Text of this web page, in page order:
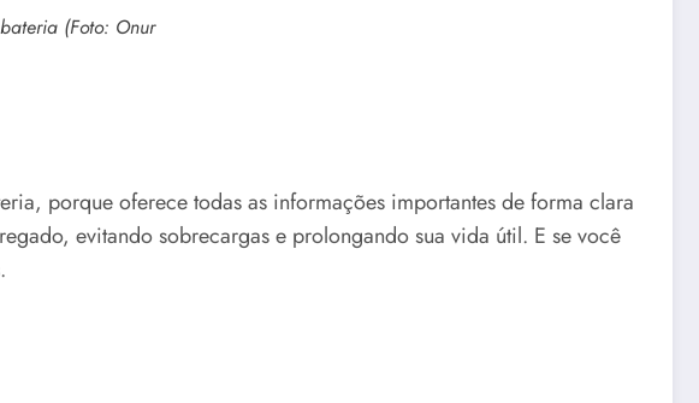
(Foto: Onur
porque oferece todas as informações importantes de forma clara
evitando sobrecargas e prolongando sua vida útil. E se você